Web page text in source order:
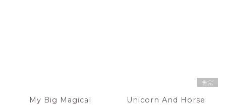
My Big Magical
售完
Unicorn And Horse